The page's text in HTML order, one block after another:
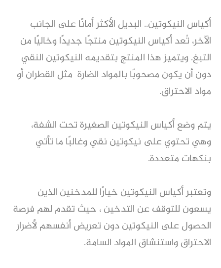
أكياس النيكوتين.. البديل الأكثر أمانًا على الجانب
الآخر، تُعد أكياس النيكوتين منتجًا جديدًا وخاليًا من
التبغ. ويتميز هذا المنتج بتقديمه النيكوتين النقي
دون أن يكون مصحوبًا بالمواد الضارة مثل القطران أو
مواد الاحتراق.
يتم وضع أكياس النيكوتين الصغيرة تحت الشفة،
وهي تحتوي على نيكوتين نقي وغالبًا ما تأتي
بنكهات متعددة.
وتعتبر أكياس النيكوتين خيارًا للمدخنين الذين
يسعون للتوقف عن التدخين ، حيث تقدم لهم فرصة
الحصول على النيكوتين دون تعريض أنفسهم لأضرار
الاحتراق واستنشاق المواد السامة.